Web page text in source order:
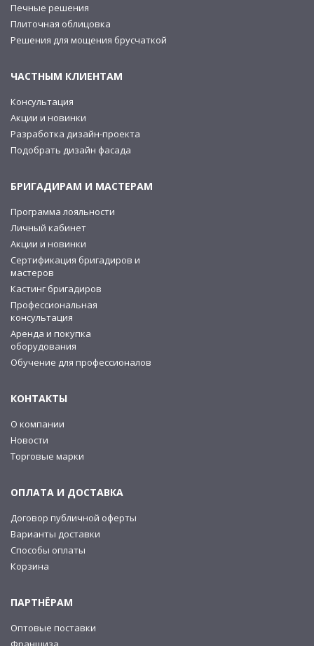
Печные решения
Плиточная облицовка
Решения для мощения брусчаткой
ЧАСТНЫМ КЛИЕНТАМ
Консультация
Акции и новинки
Разработка дизайн-проекта
Подобрать дизайн фасада
БРИГАДИРАМ И МАСТЕРАМ
Программа лояльности
Личный кабинет
Акции и новинки
Сертификация бригадиров и
мастеров
Кастинг бригадиров
Профессиональная
консультация
Аренда и покупка
оборудования
Обучение для профессионалов
КОНТАКТЫ
О компании
Новости
Торговые марки
ОПЛАТА И ДОСТАВКА
Договор публичной оферты
Варианты доставки
Способы оплаты
Корзина
ПАРТНЁРАМ
Оптовые поставки